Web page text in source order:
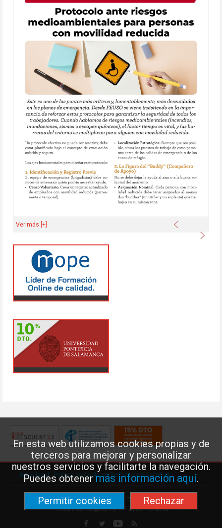
En esta web utilizamos cookies propias y de
terceros para mejorar y personalizar
nuestros servicios y facilitarte la navegación.
Puedes obtenermás información aquí.
Permitir cookies
Rechazar
Anterior
Ver más [+]
Aviso legal·Política de Cookies·Política de privacidad
Federación de Enseñanza de USO · Teléfono: 91 577 41 13 ·
Príncipe de Vergara, 13 · 7º 28001 MADRID